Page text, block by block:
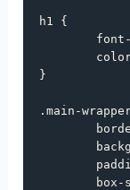
h1
{
}
.main-
box-